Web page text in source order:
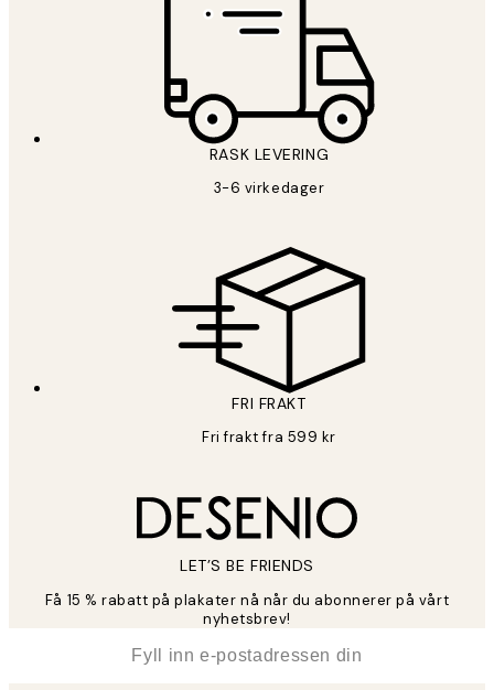
RASK LEVERING
3-6 virkedager
FRI FRAKT
Fri frakt fra 599 kr
LET’S BE FRIENDS
Få 15 % rabatt på plakater nå når du abonnerer på vårt
nyhetsbrev!